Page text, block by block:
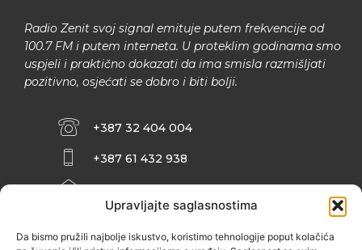
Upravljajte saglasnostima
Da bismo pružili najbolje iskustvo, koristimo tehnologije poput kolačića
Radio Zenit svoj signal emituje putem frekvencije od
100.7 FM i putem interneta. U proteklim godinama smo
uspjeli i praktično dokazati da ima smisla razmišljati
pozitivno, osjećati se dobro i biti bolji.
+387 32 404 004
+387 61 432 938
INFO@ZENIT.BA
ZENIČANKA, 3. SPRAT), 72000 ZENICA